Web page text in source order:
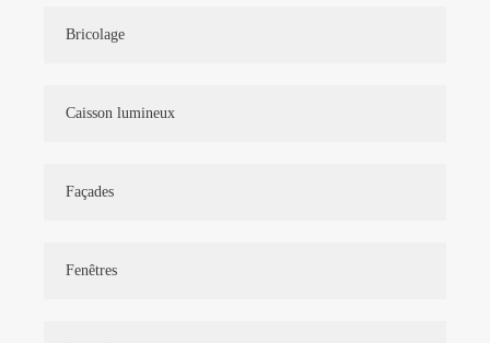
Bricolage
Caisson lumineux
Façades
Fenêtres